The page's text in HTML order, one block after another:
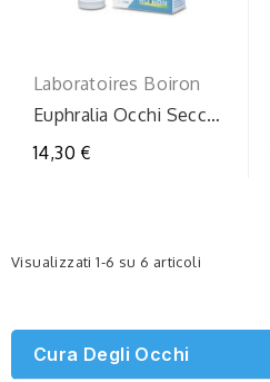
Laboratoires Boiron
Euphralia Occhi Secchi:
Lubrificanti 10ml
14,30 €
Visualizzati 1-6 su 6 articoli
Cura Degli Occhi